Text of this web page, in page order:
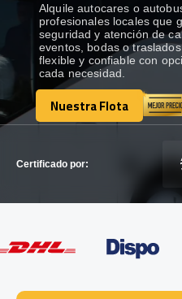
RECORRIDAS
FLOTA
Alquile autocares o
profesionales locales que
seguridad y atención de
eventos, bodas o
flexible y confiable con
cada necesidad.
Nuestra Flota
Nuestra Flota
Certificado por: